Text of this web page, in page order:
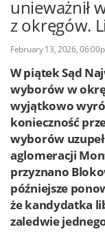
Ogłoś się
Działy
Zaloguj
unieważnił
z okręgów.
February 13, 2026,
W piątek Sąd
wyborów w
wyjątkowo
konieczność
wyborów
aglomeracji
przyznano
późniejsze
że kandydatka
zaledwie